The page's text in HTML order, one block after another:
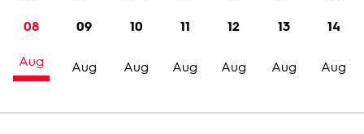
Trailer
Bilder
08
Aug
09
Aug
10
Aug
11
Aug
12
Aug
13
Aug
14
Aug